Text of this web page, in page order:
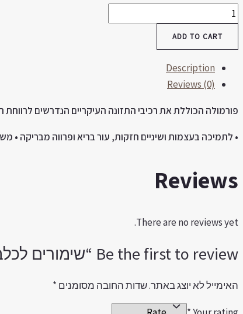
שימורים
לכלב,
גר'
ADD TO CART
Description
Reviews (0)
פורמולה הכוללתאתרכיביהתזונה העיקריים הנדרשים לרווחת
• לתמיכה בעצמותושיניים חזקות, עורבריאופרווה מבריקה •
Reviews
There are no reviews yet.
Be the first to review “שימורים לכלב, morando, נתחי בקר. 405 גר'”
האימייל לא יוצג באתר.שדות החובה מסומנים *